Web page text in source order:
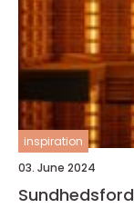
inspiration
03. June 2024